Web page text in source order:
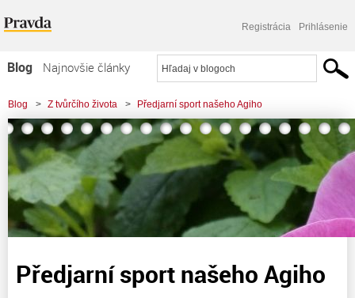
Registrácia Prihlásenie
Blog
Najnovšie články
Najčítanejšie články
Najkomentovanejšie články
Zoznam blogov
Komerčné blogy
Blog > Z tvůrčího života > Předjarní sport našeho Agiho
Předjarní sport našeho Agiho